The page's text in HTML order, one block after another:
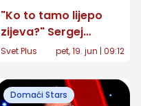
"Ko to tamo lijepo
zijeva?" Sergej
Ćetković posle 40
koji je mnoge
raznežio
Svet Plus pet, 19. jun | 09:12
Domaći Stars